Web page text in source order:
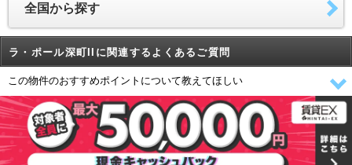
全国から探す
ラ・ポール深町IIに関連するよくあるご質問
この物件のおすすめポイントについて教えてほしい